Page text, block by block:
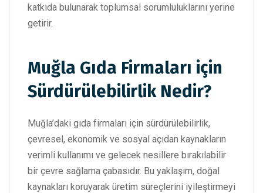
katkıda bulunarak toplumsal sorumluluklarını yerine
getirir.
Muğla Gıda Firmaları için
Sürdürülebilirlik Nedir?
Muğla’daki gıda firmaları için sürdürülebilirlik,
çevresel, ekonomik ve sosyal açıdan kaynakların
verimli kullanımı ve gelecek nesillere bırakılabilir
bir çevre sağlama çabasıdır. Bu yaklaşım, doğal
kaynakları koruyarak üretim süreçlerini iyileştirmeyi